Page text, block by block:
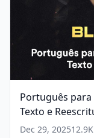
Português
Concursos:
de
Texto
e
Português
Texto e
words)
Dec 29, 202512.9K